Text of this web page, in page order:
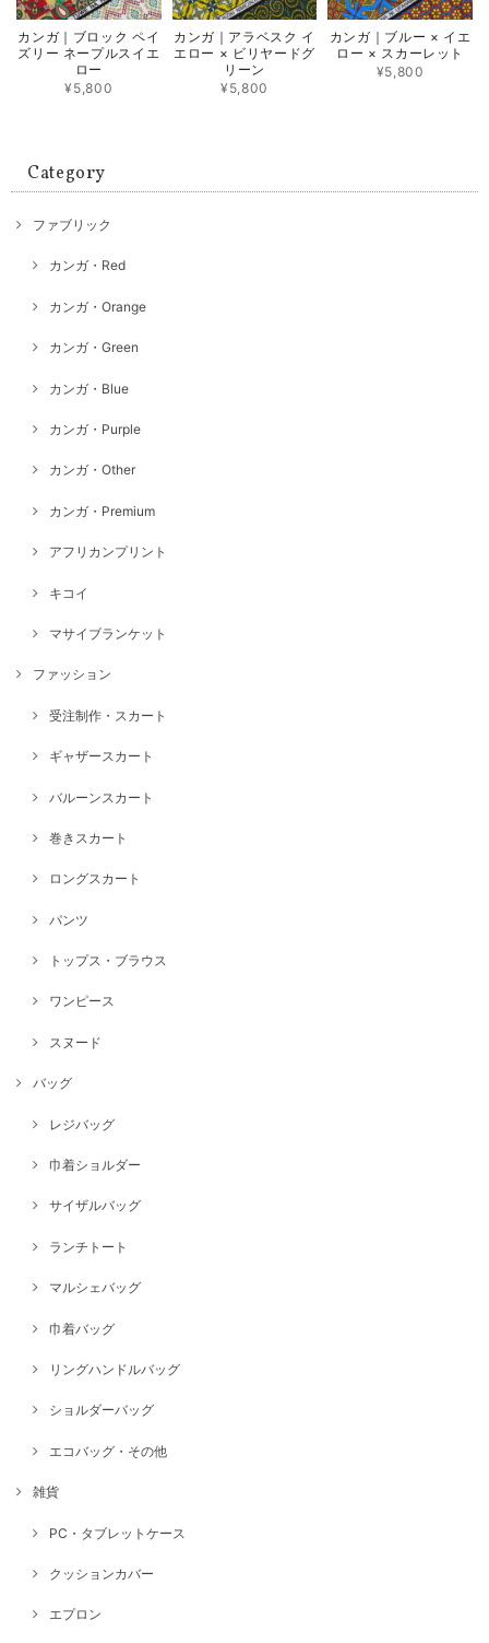
カンガ｜ブロック ペイ
ズリー ネープルスイエ
ロー
¥5,800
カンガ｜アラベスク イ
エロー × ビリヤードグ
リーン
¥5,800
カンガ｜ブルー × イエ
ロー × スカーレット
¥5,800
Category
ファブリック
カンガ・Red
カンガ・Orange
カンガ・Green
カンガ・Blue
カンガ・Purple
カンガ・Other
カンガ・Premium
アフリカンプリント
キコイ
マサイブランケット
ファッション
受注制作・スカート
ギャザースカート
バルーンスカート
巻きスカート
ロングスカート
パンツ
トップス・ブラウス
ワンピース
スヌード
バッグ
レジバッグ
巾着ショルダー
サイザルバッグ
ランチトート
マルシェバッグ
巾着バッグ
リングハンドルバッグ
ショルダーバッグ
エコバッグ・その他
雑貨
PC・タブレットケース
クッションカバー
エプロン